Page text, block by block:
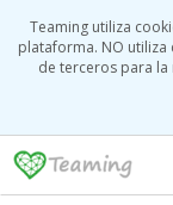
Teaming utiliza
plataforma. NO
de terceros para la